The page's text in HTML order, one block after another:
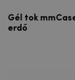
Gél tok
erdő